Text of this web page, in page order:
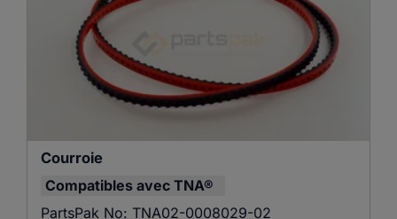
Courroie
Compatibles avec TNA®
PartsPak No: TNA02-0008029-02